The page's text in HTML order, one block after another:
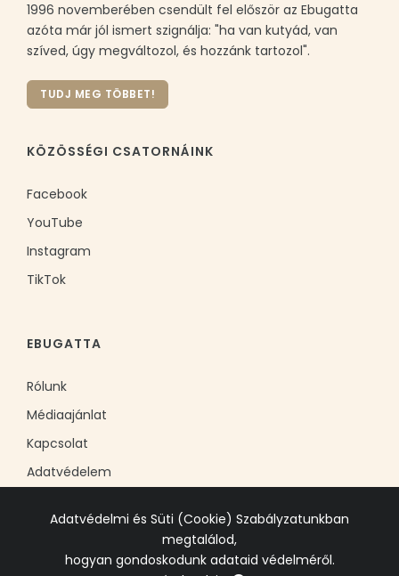
Adatvédelmi és Süti (Cookie) Szabályzatunkban
megtalálod,
hogyan gondoskodunk adataid védelméről.
1996 novemberében csendült fel először az Ebugatta
azóta már jól ismert szignálja: "ha van kutyád, van
szíved, úgy megváltozol, és hozzánk tartozol".
TUDJ MEG TÖBBET!
KÖZÖSSÉGI CSATORNÁINK
Facebook
YouTube
Instagram
TikTok
EBUGATTA
Rólunk
Médiaajánlat
Kapcsolat
Adatvédelem